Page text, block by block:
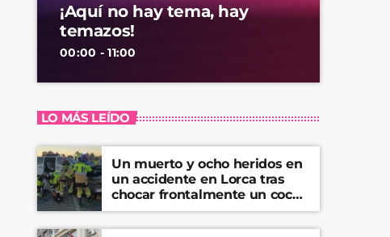
¡Aquí no hay tema, hay
temazos!
00:00 - 11:00
LO MÁS LEÍDO
Un muerto y ocho heridos en
un accidente en Lorca tras
chocar frontalmente un coche
y una furgoneta